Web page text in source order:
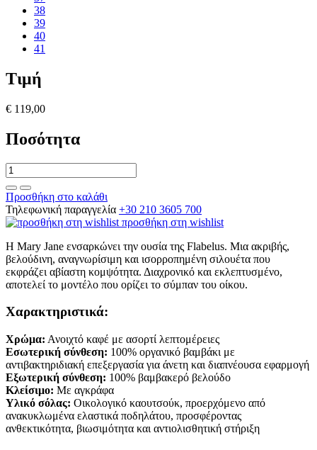
38
39
40
41
Τιμή
€ 119,00
Ποσότητα
Προσθήκη στο καλάθι
Τηλεφωνική παραγγελία +30 210 3605 700
προσθήκη στη wishlist
Η Mary Jane ενσαρκώνει την ουσία της Flabelus. Μια ακριβής,
βελούδινη, αναγνωρίσιμη και ισορροπημένη σιλουέτα που
εκφράζει αβίαστη κομψότητα. Διαχρονικό και εκλεπτυσμένο,
αποτελεί το μοντέλο που ορίζει το σύμπαν του οίκου.
Χαρακτηριστικά:
Χρώμα: Ανοιχτό καφέ με ασορτί λεπτομέρειες
Εσωτερική σύνθεση: 100% οργανικό βαμβάκι με
αντιβακτηριδιακή επεξεργασία για άνετη και διαπνέουσα εφαρμογή
Εξωτερική σύνθεση: 100% βαμβακερό βελούδο
Κλείσιμο: Με αγκράφα
Υλικό σόλας: Οικολογικό καουτσούκ, προερχόμενο από
ανακυκλωμένα ελαστικά ποδηλάτου, προσφέροντας
ανθεκτικότητα, βιωσιμότητα και αντιολισθητική στήριξη